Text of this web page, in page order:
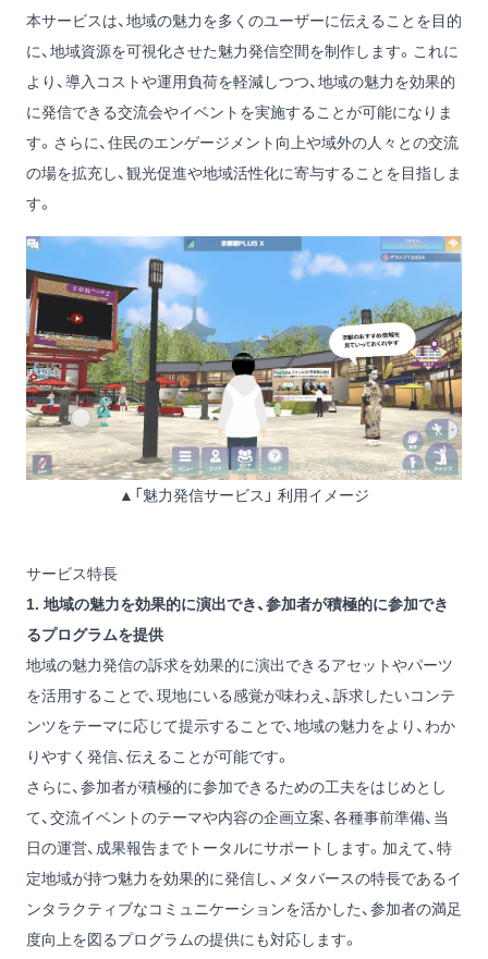
本サービスは、地域の魅力を多くのユーザーに伝えることを目的
に、地域資源を可視化させた魅力発信空間を制作します。これに
より、導入コストや運用負荷を軽減しつつ、地域の魅力を効果的
に発信できる交流会やイベントを実施することが可能になりま
す。さらに、住民のエンゲージメント向上や域外の人々との交流
の場を拡充し、観光促進や地域活性化に寄与することを目指しま
す。
▲「魅力発信サービス」 利用イメージ
サービス特長
1. 地域の魅力を効果的に演出でき、参加者が積極的に参加でき
るプログラムを提供
地域の魅力発信の訴求を効果的に演出できるアセットやパーツ
を活用することで、現地にいる感覚が味わえ、訴求したいコンテ
ンツをテーマに応じて提示することで、地域の魅力をより、わか
りやすく発信、伝えることが可能です。
さらに、参加者が積極的に参加できるための工夫をはじめとし
て、交流イベントのテーマや内容の企画立案、各種事前準備、当
日の運営、成果報告までトータルにサポートします。加えて、特
定地域が持つ魅力を効果的に発信し、メタバースの特長であるイ
ンタラクティブなコミュニケーションを活かした、参加者の満足
度向上を図るプログラムの提供にも対応します。